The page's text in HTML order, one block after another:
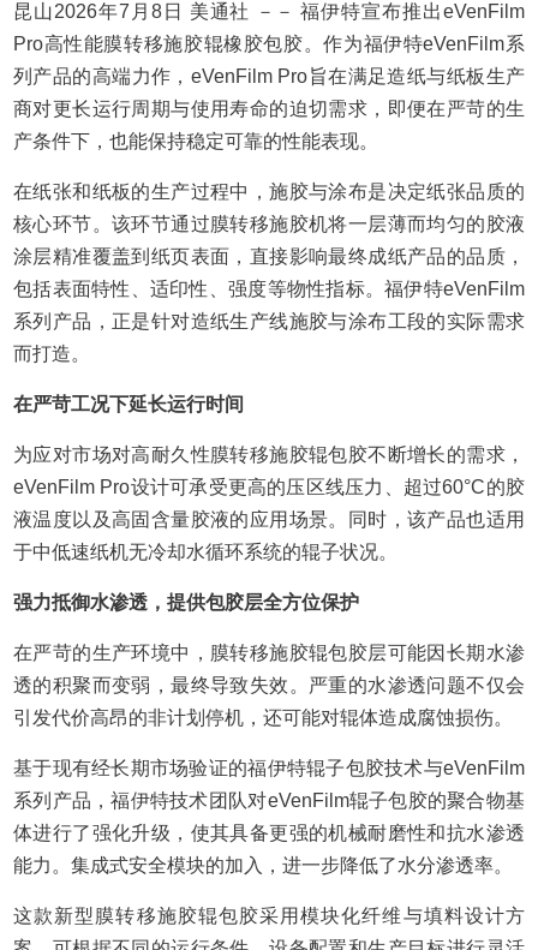
昆山2026年7月8日
美通社 －－ 福伊特宣布推出eVenFilm
Pro高性能膜转移施胶辊橡胶包胶。作为福伊特eVenFilm系
列产品的高端力作，eVenFilm Pro旨在满足造纸与纸板生产
商对更长运行周期与使用寿命的迫切需求，即便在严苛的生
产条件下，也能保持稳定可靠的性能表现。
在纸张和纸板的生产过程中，施胶与涂布是决定纸张品质的
核心环节。该环节通过膜转移施胶机将一层薄而均匀的胶液
涂层精准覆盖到纸页表面，直接影响最终成纸产品的品质，
包括表面特性、适印性、强度等物性指标。福伊特eVenFilm
系列产品，正是针对造纸生产线施胶与涂布工段的实际需求
而打造。
在严苛工况下延长运行时间
为应对市场对高耐久性膜转移施胶辊包胶不断增长的需求，
eVenFilm Pro设计可承受更高的压区线压力、超过60°C的胶
液温度以及高固含量胶液的应用场景。同时，该产品也适用
于中低速纸机无冷却水循环系统的辊子状况。
强力抵御水渗透，提供包胶层全方位保护
在严苛的生产环境中，膜转移施胶辊包胶层可能因长期水渗
透的积聚而变弱，最终导致失效。严重的水渗透问题不仅会
引发代价高昂的非计划停机，还可能对辊体造成腐蚀损伤。
基于现有经长期市场验证的福伊特辊子包胶技术与eVenFilm
系列产品，福伊特技术团队对eVenFilm辊子包胶的聚合物基
体进行了强化升级，使其具备更强的机械耐磨性和抗水渗透
能力。集成式安全模块的加入，进一步降低了水分渗透率。
这款新型膜转移施胶辊包胶采用模块化纤维与填料设计方